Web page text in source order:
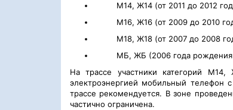
М14, Ж14 (от 2011 до 2012
М16, Ж16 (от 2009 до 2010
М18, Ж18 (от 2007 до 2008
МБ, ЖБ (2006 года
На трассе участники категорий
электроэнергией мобильный телефон
трассе рекомендуется. В зоне
частично ограничена.